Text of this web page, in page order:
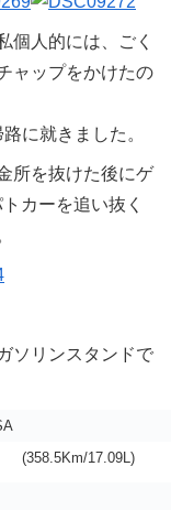
個人的には、ごく
ャップをかけたの
に就きました。
所を抜けた後にゲ
カーを追い抜く
ソリンスタンドで
(358.5Km/17.09L)